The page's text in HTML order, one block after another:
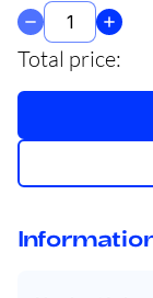
Total price: